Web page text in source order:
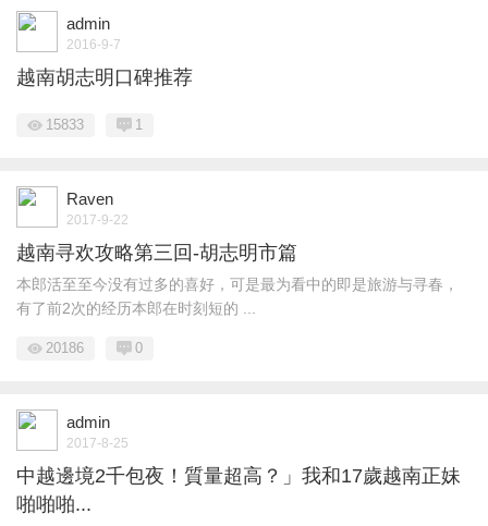
admin
2016-9-7
越南胡志明口碑推荐
15833 1
Raven
2017-9-22
越南寻欢攻略第三回-胡志明市篇
本郎活至至今没有过多的喜好，可是最为看中的即是旅游与寻春，
有了前2次的经历本郎在时刻短的 ...
20186 0
admin
2017-8-25
中越邊境2千包夜！質量超高？」我和17歲越南正妹
啪啪啪...